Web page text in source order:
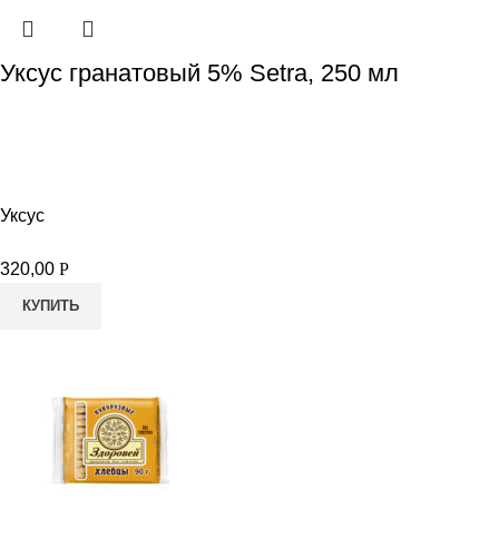
Уксус гранатовый 5% Setra, 250 мл
Уксус
320,00 Р
КУПИТЬ